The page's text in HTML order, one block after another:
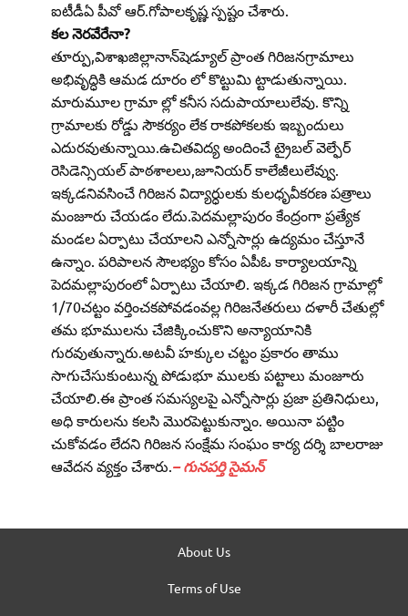
ఐటీడీఏ పీవో ఆర్‌.గోపాలకృష్ణ స్పష్టం చేశారు.
కల నెరవేరేనా?
తూర్పు,విశాఖజిల్లానాన్‌షెడ్యూల్‌ ప్రాంత గిరిజనగ్రామాలు
అభివృద్ధికి ఆమడ దూరం లో కొట్టుమి ట్టాడుతున్నాయి.
మారుమూల గ్రామా ల్లో కనీస సదుపాయాలులేవు. కొన్ని
గ్రామాలకు రోడ్డు సౌకర్యం లేక రాకపోకలకు ఇబ్బందులు
ఎదురవుతున్నాయి.ఉచితవిద్య అందించే ట్రైబల్‌ వెల్ఫేర్‌
రెసిడెన్సియల్‌ పాఠశాలలు,జూనియర్‌ కాలేజీలులేవ్వు.
ఇక్కడనివసించే గిరిజన విద్యార్ధులకు కులధృవీకరణ పత్రాలు
మంజూరు చేయడం లేదు.పెదమల్లాపురం కేంద్రంగా ప్రత్యేక
మండల ఏర్పాటు చేయాలని ఎన్నోసార్లు ఉద్యమం చేస్తూనే
ఉన్నాం. పరిపాలన సౌలభ్యం కోసం ఏపీఓ కార్యాలయాన్ని
పెదమల్లాపురంలో ఏర్పాటు చేయాలి. ఇక్కడ గిరిజన గ్రామాల్లో
1/70చట్టం వర్తించకపోవడంవల్ల గిరిజనేతరులు దళారీ చేతుల్లో
తమ భూములను చేజిక్కించుకొని అన్యాయానికి
గురవుతున్నారు.అటవీ హక్కుల చట్టం ప్రకారం తాము
సాగుచేసుకుంటున్న పోడుభూ ములకు పట్టాలు మంజూరు
చేయాలి.ఈ ప్రాంత సమస్యలపై ఎన్నోసార్లు ప్రజా ప్రతినిధులు,
అధి కారులను కలసి మొరపెట్టుకున్నాం. అయినా పట్టిం
చుకోవడం లేదని గిరిజన సంక్షేమ సంఘం కార్య దర్శి బాలరాజు
ఆవేదన వ్యక్తం చేశారు.– గున‌ప‌ర్తి సైమ‌న్‌
About Us
Terms of Use